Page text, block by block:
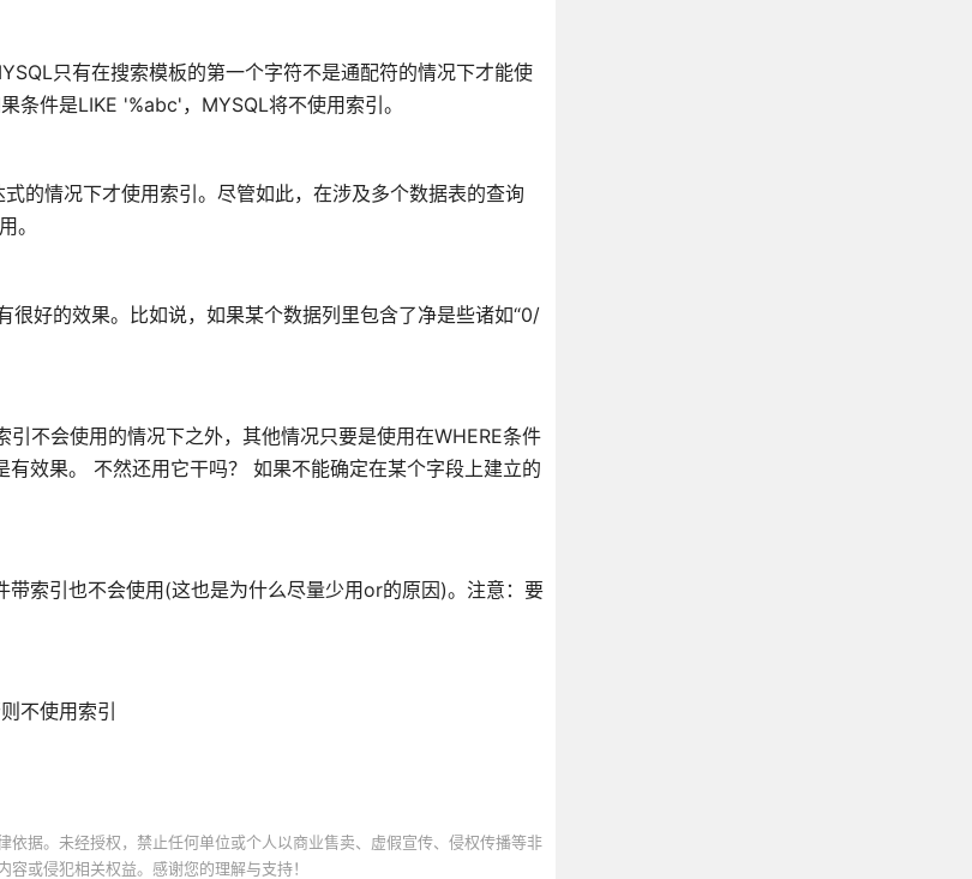
只有在搜索模板的第一个字符不是通配符的情况下才能使
条件是LIKE '%abc'，MYSQL将不使用索引。
的情况下才使用索引。尽管如此，在涉及多个数据表的查询
。
好的效果。比如说，如果某个数据列里包含了净是些诸如“0/
不会使用的情况下之外，其他情况只要是使用在WHERE条件
效果。 不然还用它干吗？ 如果不能确定在某个字段上建立的
索引也不会使用(这也是为什么尽量少用or的原因)。注意：要
不使用索引
据。未经授权，禁止任何单位或个人以商业售卖、虚假宣传、侵权传播等非
或侵犯相关权益。感谢您的理解与支持！